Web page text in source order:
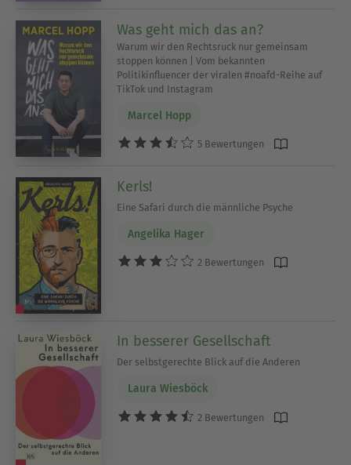
Was geht mich das an?
Warum wir den Rechtsruck nur gemeinsam
stoppen können | Vom bekannten
Politikinfluencer der viralen #noafd-Reihe auf
TikTok und Instagram
Marcel Hopp
5 Bewertungen
Kerls!
Eine Safari durch die männliche Psyche
Angelika Hager
2 Bewertungen
In besserer Gesellschaft
Der selbstgerechte Blick auf die Anderen
Laura Wiesböck
2 Bewertungen